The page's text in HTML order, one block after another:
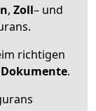
, Zoll– und
richtigen
Dokumente.